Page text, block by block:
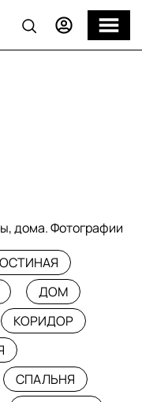
дома. Фотографии
ДОМ
КОРИДОР
СПАЛЬНЯ